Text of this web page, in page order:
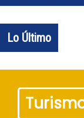
Lo Último